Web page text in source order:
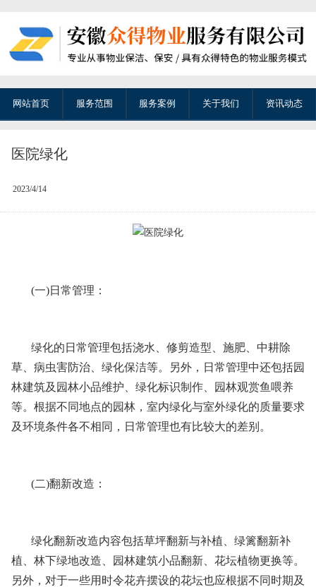
网站首页 服务范围 服务案例 关于我们 资讯动态
医院绿化
2023/4/14
(一)日常管理：
绿化的日常管理包括浇水、修剪造型、施肥、中耕除
草、病虫害防治、绿化保洁等。另外，日常管理中还包括园
林建筑及园林小品维护、绿化标识制作、园林观赏鱼喂养
等。根据不同地点的园林，室内绿化与室外绿化的质量要求
及环境条件各不相同，日常管理也有比较大的差别。
(二)翻新改造：
绿化翻新改造内容包括草坪翻新与补植、绿篱翻新补
植、林下绿地改造、园林建筑小品翻新、花坛植物更换等。
另外，对于一些用时令花卉摆设的花坛也应根据不同时期及